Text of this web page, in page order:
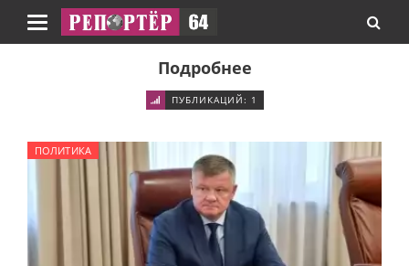
Навигация
Подробнее
ПУБЛИКАЦИЙ: 1
ПОЛИТИКА